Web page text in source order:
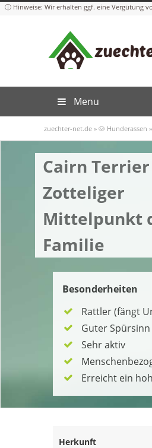
Menu
zuechter-net.de » 🐶 Hunderassen »
Cairn Terrier
Zotteliger
Mittelpunkt
Familie
Besonderheiten
Rattler (fängt
Guter Spürsinn
Sehr aktiv
Erreicht ein
Herkunft